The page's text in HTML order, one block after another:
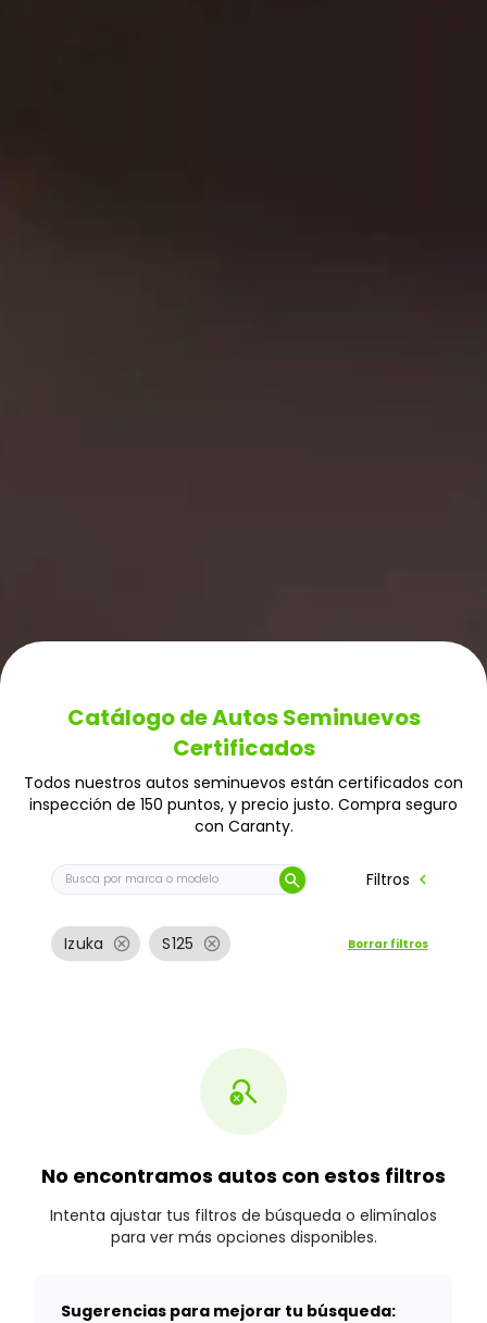
Catálogo de Autos Seminuevos
Certificados
Todos nuestros autos seminuevos están certificados con
inspección de 150 puntos, y precio justo. Compra seguro
con Caranty.
Buscar auto por marca o modelo
search Filtros chevron_left
Izuka cancel S125 cancel Borrar filtros
search_off
No encontramos autos con estos filtros
Intenta ajustar tus filtros de búsqueda o elimínalos
para ver más opciones disponibles.
Sugerencias para mejorar tu búsqueda: